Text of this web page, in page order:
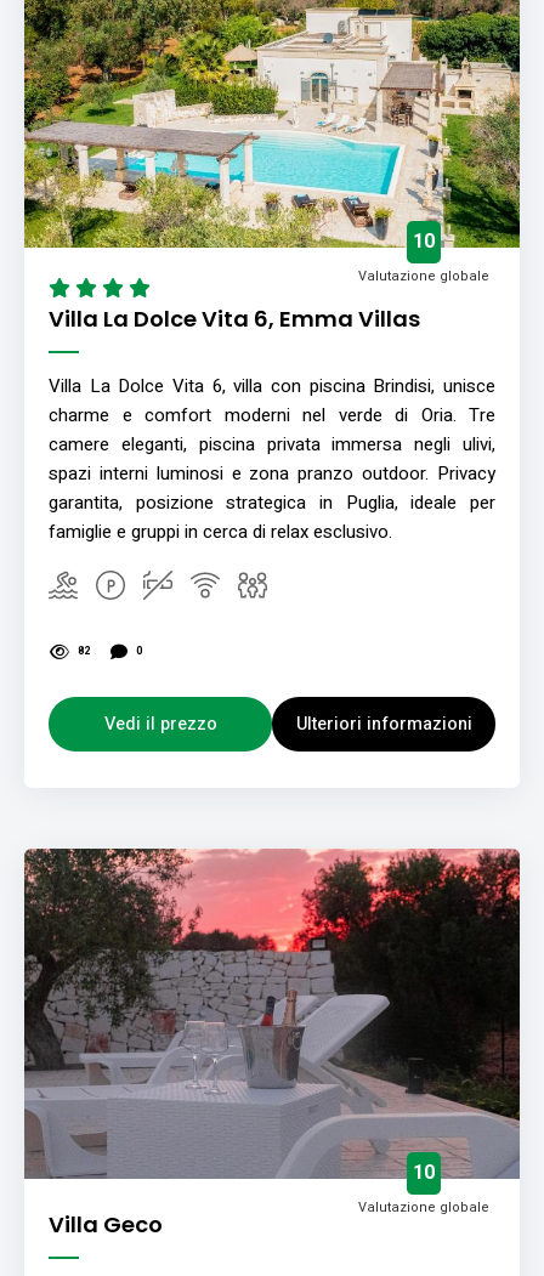
Villa La Dolce Vita 6, Emma Villas
10
Valutazione globale
Villa La Dolce Vita 6, villa con piscina Brindisi, unisce
charme e comfort moderni nel verde di Oria. Tre
camere eleganti, piscina privata immersa negli ulivi,
spazi interni luminosi e zona pranzo outdoor. Privacy
garantita, posizione strategica in Puglia, ideale per
famiglie e gruppi in cerca di relax esclusivo.
82 0
Vedi il prezzo Ulteriori informazioni
Villa Geco
10
Valutazione globale